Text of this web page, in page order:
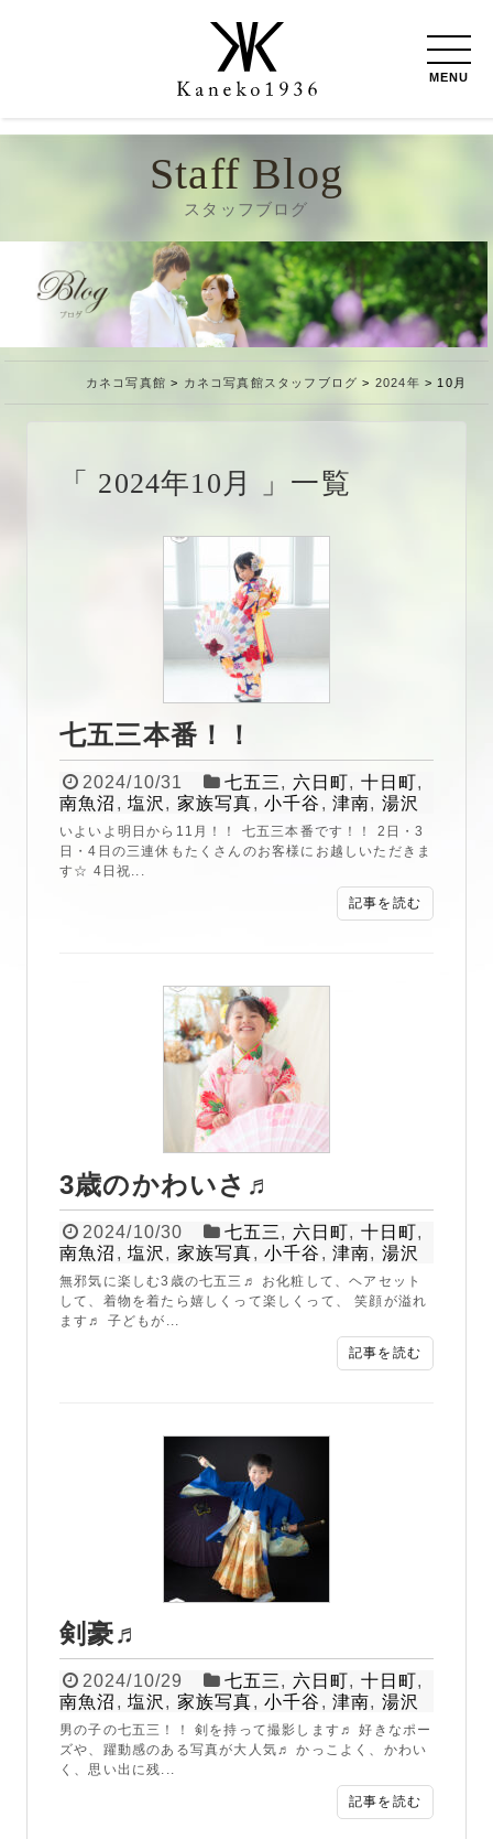
MENU
Staff Blog
スタッフブログ
カネコ写真館 > カネコ写真館スタッフブログ > 2024年 > 10月
2024年10月 一覧
七五三本番！！
2024/10/31 七五三, 六日町, 十日町,
南魚沼 ,塩沢 , 家族写真,小千谷 ,津南, 湯沢
いよいよ明日から11月！！ 七五三本番です！！ 2日・3
日・4日の三連休もたくさんのお客様にお越しいただきま
す☆ 4日祝...
記事を読む
3歳のかわいさ♬
2024/10/30 七五三, 六日町, 十日町,
南魚沼 ,塩沢 , 家族写真,小千谷 ,津南, 湯沢
無邪気に楽しむ3歳の七五三♬ お化粧して、ヘアセット
して、着物を着たら嬉しくって楽しくって、 笑顔が溢れ
ます♬ 子どもが...
記事を読む
剣豪♬
2024/10/29 七五三, 六日町 , 十日町 ,
南魚沼 ,塩沢 , 家族写真,小千谷 ,津南, 湯沢
男の子の七五三！！ 剣を持って撮影します♬ 好きなポー
ズや、躍動感のある写真が大人気♬ かっこよく、かわい
く、思い出に残...
記事を読む